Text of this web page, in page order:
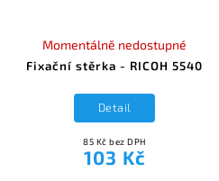
Fixační stěrka - RICOH 5540
Momentálně nedostupné
85 Kč bez DPH
103 Kč
Detail